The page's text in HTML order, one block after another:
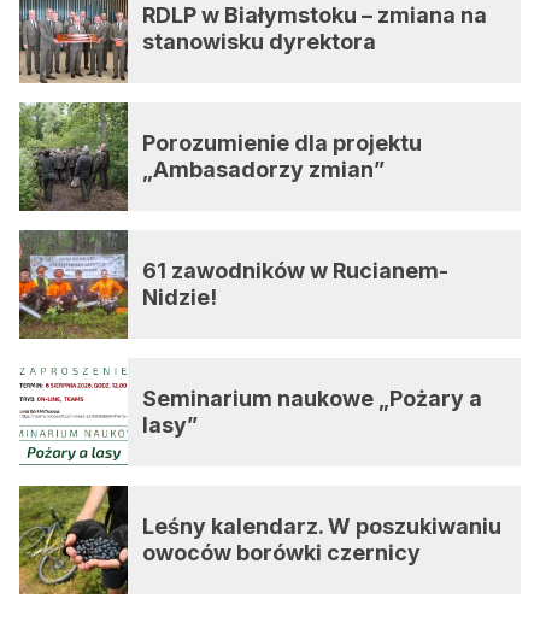
RDLP w Białymstoku – zmiana na
stanowisku dyrektora
Porozumienie dla projektu
„Ambasadorzy zmian”
61 zawodników w Rucianem-
Nidzie!
Seminarium naukowe „Pożary a
lasy”
Leśny kalendarz. W poszukiwaniu
owoców borówki czernicy